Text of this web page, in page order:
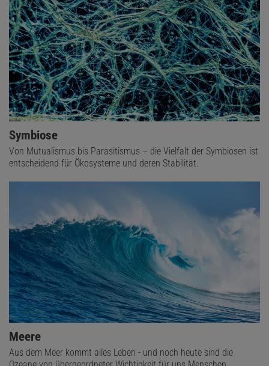
Symbiose
Von Mutualismus bis Parasitismus – die Vielfalt der Symbiosen ist
entscheidend für Ökosysteme und deren Stabilität.
Meere
Aus dem Meer kommt alles Leben - und noch heute sind die